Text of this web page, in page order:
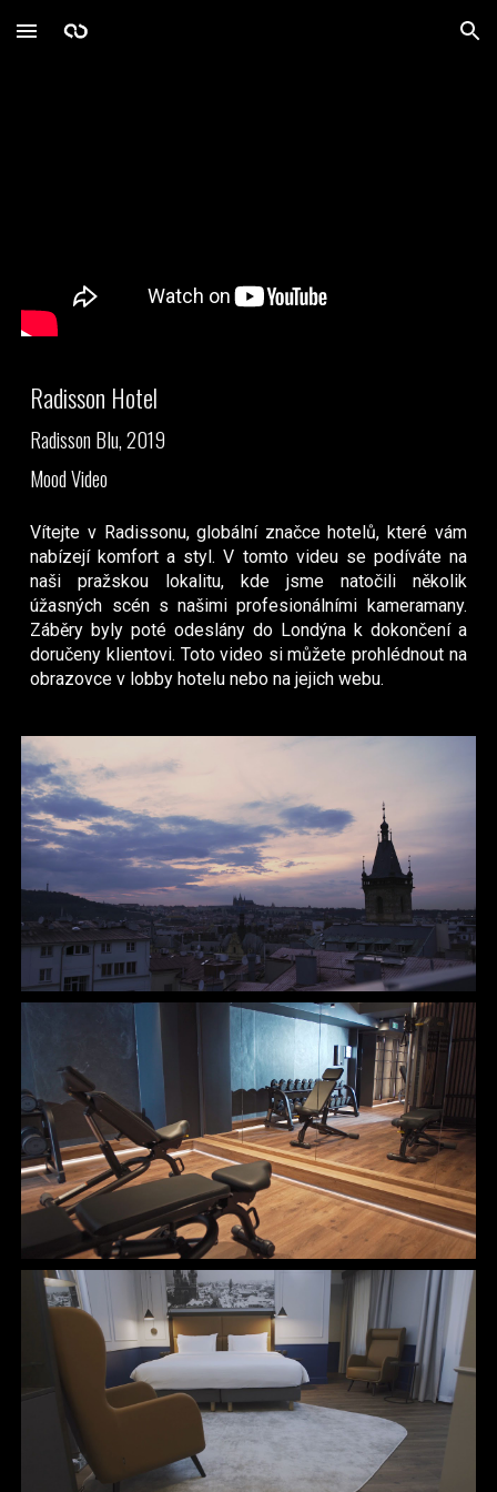
Skip to main content Skip to navigation
Radisson Hotel
Radisson Blu, 2019
Mood Video
Vítejte v Radissonu, globální značce hotelů, které vám
nabízejí komfort a styl. V tomto videu se podíváte na
naši pražskou lokalitu, kde jsme natočili několik
úžasných scén s našimi profesionálními kameramany.
Záběry byly poté odeslány do Londýna k dokončení a
doručeny klientovi. Toto video si můžete prohlédnout na
obrazovce v lobby hotelu nebo na jejich webu.